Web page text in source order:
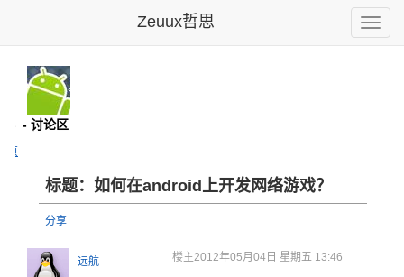
Toggle
Zeuux哲思
- 讨论区
页
标题：如何在android上开发网络游戏？
分享
远航 楼主2012年05月04日 星期五 13:46